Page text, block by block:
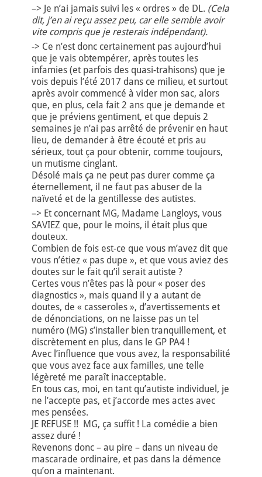
–> Je n’ai jamais suivi les « ordres » de DL. (Cela
dit, j’en ai reçu assez peu, car elle semble avoir
vite compris que je resterais indépendant).
-> Ce n’est donc certainement pas aujourd’hui
que je vais obtempérer, après toutes les
infamies (et parfois des quasi-trahisons) que je
vois depuis l’été 2017 dans ce milieu, et surtout
après avoir commencé à vider mon sac, alors
que, en plus, cela fait 2 ans que je demande et
que je préviens gentiment, et que depuis 2
semaines je n’ai pas arrêté de prévenir en haut
lieu, de demander à être écouté et pris au
sérieux, tout ça pour obtenir, comme toujours,
un mutisme cinglant.
Désolé mais ça ne peut pas durer comme ça
éternellement, il ne faut pas abuser de la
naïveté et de la gentillesse des autistes.
–> Et concernant MG, Madame Langloys, vous
SAVIEZ que, pour le moins, il était plus que
douteux.
Combien de fois est-ce que vous m’avez dit que
vous n’étiez « pas dupe », et que vous aviez des
doutes sur le fait qu’il serait autiste ?
Certes vous n’êtes pas là pour « poser des
diagnostics », mais quand il y a autant de
doutes, de « casseroles », d’avertissements et
de dénonciations, on ne laisse pas un tel
numéro (MG) s’installer bien tranquillement, et
discrètement en plus, dans le GP PA4 !
Avec l’influence que vous avez, la responsabilité
que vous avez face aux familles, une telle
légèreté me paraît inacceptable.
En tous cas, moi, en tant qu’autiste individuel, je
ne l’accepte pas, et j’accorde mes actes avec
mes pensées.
JE REFUSE !! MG, ça suffit ! La comédie a bien
assez duré !
Revenons donc – au pire – dans un niveau de
mascarade ordinaire, et pas dans la démence
qu’on a maintenant.